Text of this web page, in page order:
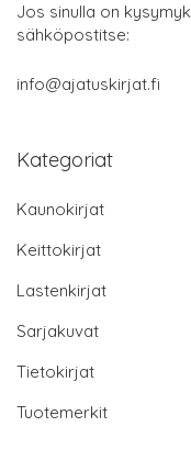
Jos sinulla on
sähköpostitse:
info@ajatuskirjat.fi
Kategoriat
Kaunokirjat
Keittokirjat
Lastenkirjat
Sarjakuvat
Tietokirjat
Tuotemerkit